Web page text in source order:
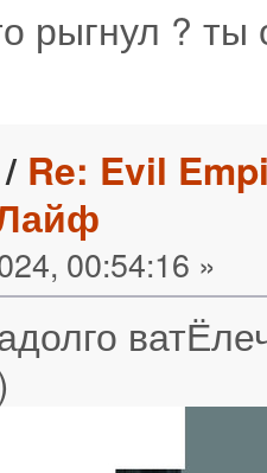
рыгнул ?
Re: Evil
00:54:16 »